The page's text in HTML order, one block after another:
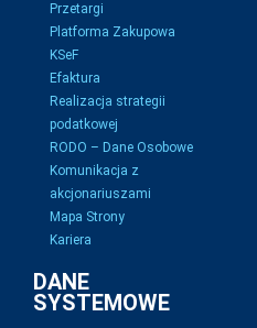
Przetargi
Platforma Zakupowa
KSeF
Efaktura
Realizacja strategii
podatkowej
RODO – Dane Osobowe
Komunikacja z
akcjonariuszami
Mapa Strony
Kariera
DANE
SYSTEMOWE